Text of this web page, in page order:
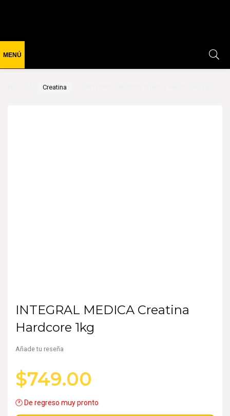
Creatina
INTEGRAL MEDICA Creatina
Hardcore 1kg
Añade tu reseña
$749.00
🕐 De regreso muy pronto